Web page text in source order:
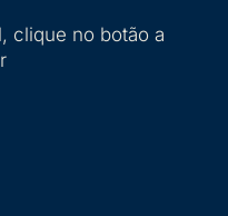
clique no botão a